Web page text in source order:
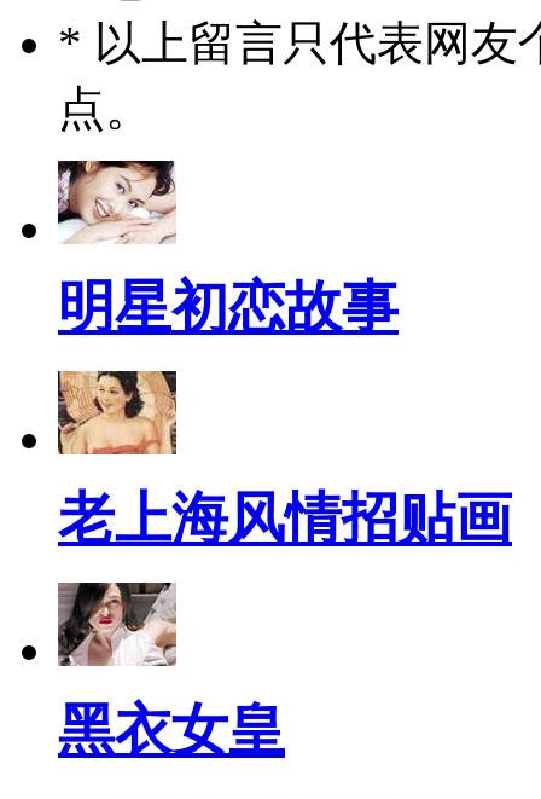
* 以上留言只代表网友
点。
明星初恋故事
老上海风情招贴画
黑衣女皇